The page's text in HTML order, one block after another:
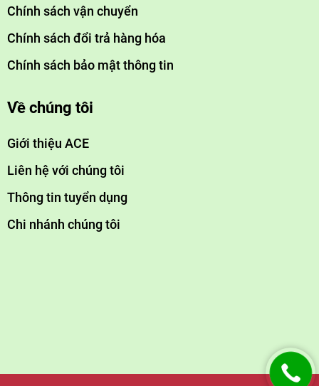
Chính sách vận chuyển
Chính sách đổi trả hàng hóa
Chính sách bảo mật thông tin
Về chúng tôi
Giới thiệu ACE
Liên hệ với chúng tôi
Thông tin tuyển dụng
Chi nhánh chúng tôi